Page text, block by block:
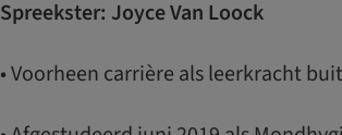
Spreekster: Joyce Van Loock
• Voorheen carrière als leerkracht